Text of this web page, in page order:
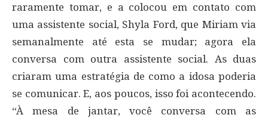
raramente tomar, e a colocou em contato com
uma assistente social, Shyla Ford, que Miriam via
semanalmente até esta se mudar; agora ela
conversa com outra assistente social. As duas
criaram uma estratégia de como a idosa poderia
se comunicar. E, aos poucos, isso foi acontecendo.
“À mesa de jantar, você conversa com as